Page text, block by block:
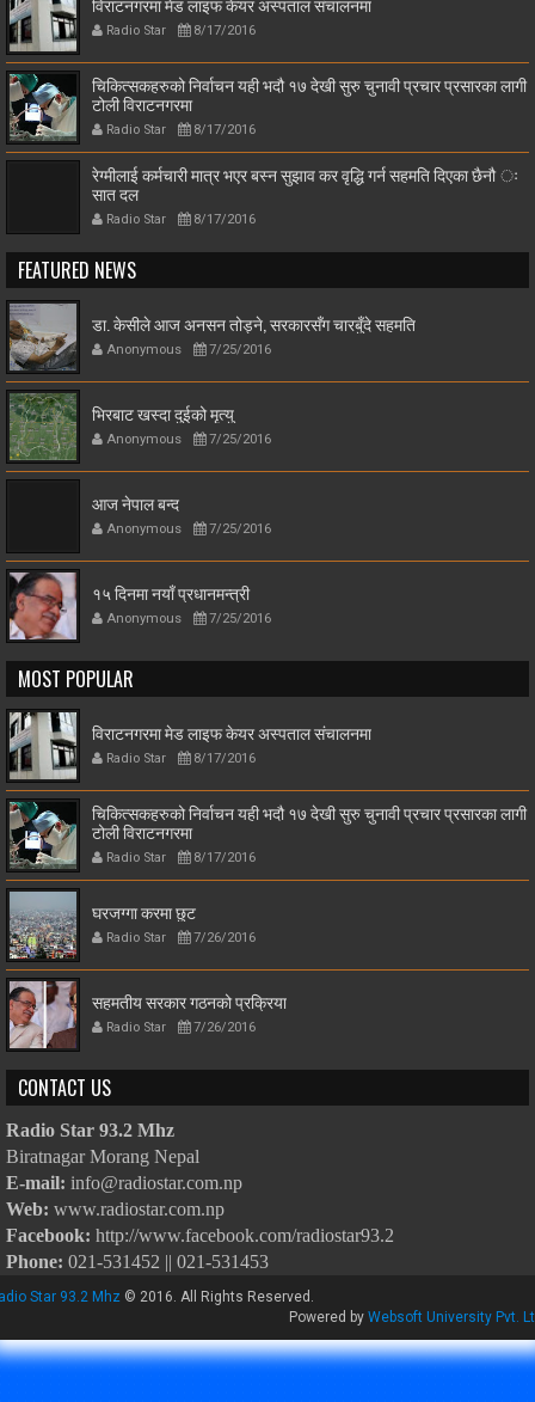
Radio Star 8/17/2016
चिकित्सकहरुको निर्वाचन यही भदौ १७ देखी सुरु चुनावी प्रचार प्रसारका लागी
टोली विराटनगरमा
Radio Star 8/17/2016
रेग्मीलाई कर्मचारी मात्र भएर बस्न सुझाव कर वृद्धि गर्न सहमति दिएका छैनौ ः
सात दल
Radio Star 8/17/2016
FEATURED NEWS
डा. केसीले आज अनसन तोड्ने, सरकारसँग चारबुँदे सहमति
Anonymous 7/25/2016
भिरबाट खस्दा दुईको मृत्यु
Anonymous 7/25/2016
आज नेपाल बन्द
Anonymous 7/25/2016
१५ दिनमा नयाँ प्रधानमन्त्री
Anonymous 7/25/2016
MOST POPULAR
विराटनगरमा मेड लाइफ केयर अस्पताल संचालनमा
Radio Star 8/17/2016
चिकित्सकहरुको निर्वाचन यही भदौ १७ देखी सुरु चुनावी प्रचार प्रसारका लागी
टोली विराटनगरमा
Radio Star 8/17/2016
घरजग्गा करमा छुट
Radio Star 7/26/2016
सहमतीय सरकार गठनको प्रक्रिया
Radio Star 7/26/2016
CONTACT US
Radio Star 93.2 Mhz
Biratnagar Morang Nepal
E-mail: info@radiostar.com.np
Web: www.radiostar.com.np
Facebook: http://www.facebook.com/radiostar93.2
Phone: 021-531452 || 021-531453
Star 93.2 Mhz © 2016. All Rights Reserved.
Powered by Websoft University Pvt.